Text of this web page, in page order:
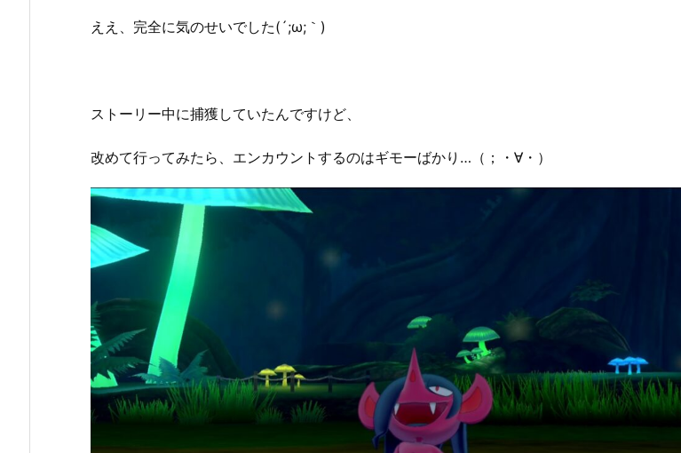
ええ、完全に気のせいでした(´;ω;｀)
ストーリー中に捕獲していたんですけど、
改めて行ってみたら、エンカウントするのはギモーばかり…（；・∀・）